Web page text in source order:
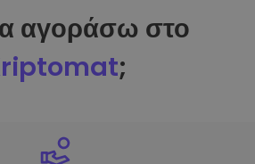
αγοράσω στο
;